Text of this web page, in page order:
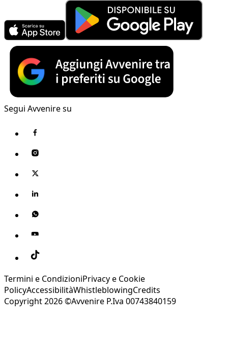
Segui Avvenire su
Termini e CondizioniPrivacy e Cookie
PolicyAccessibilitàWhistleblowingCredits
Copyright 2026 ©Avvenire P.Iva 00743840159